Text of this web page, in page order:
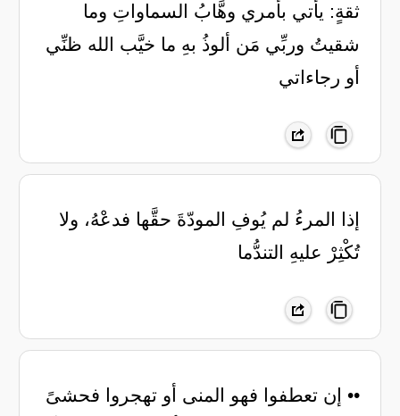
ثقةٍ: يأتي بأمري وهَّابُ السماواتِ وما
شقيتُ وربِّي مَن ألوذُ بهِ ما خيَّب الله ظنِّي
أو رجاءاتي
‏إذا المرءُ لم يُوفِ المودّةَ حقَّها فدعْهُ، ولا
تُكْثِرْ عليهِ التندُّما
•• ‏إن تعطفوا فهو المنى أو تهجروا فحشىً